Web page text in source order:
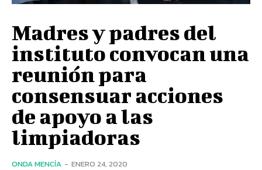
Madres y padres del
instituto convocan una
reunión para
consensuar acciones
de apoyo a las
limpiadoras
ONDA MENCÍA - ENERO 24, 2020